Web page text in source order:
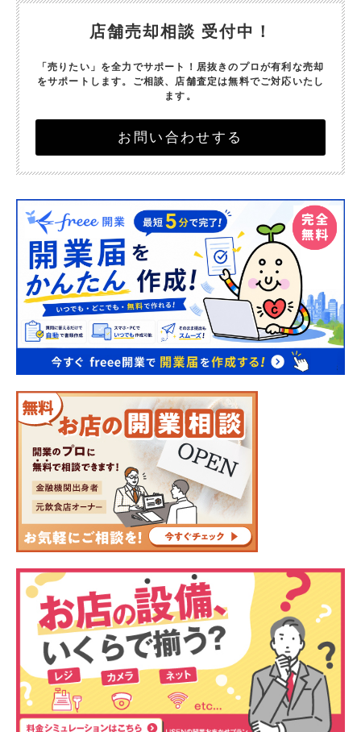
店舗売却相談 受付中！
「売りたい」を全力でサポート！ 居抜きのプロが有利な売却
をサポートします。 ご相談、店舗査定は無料でご対応いたし
ます。
お問い合わせする